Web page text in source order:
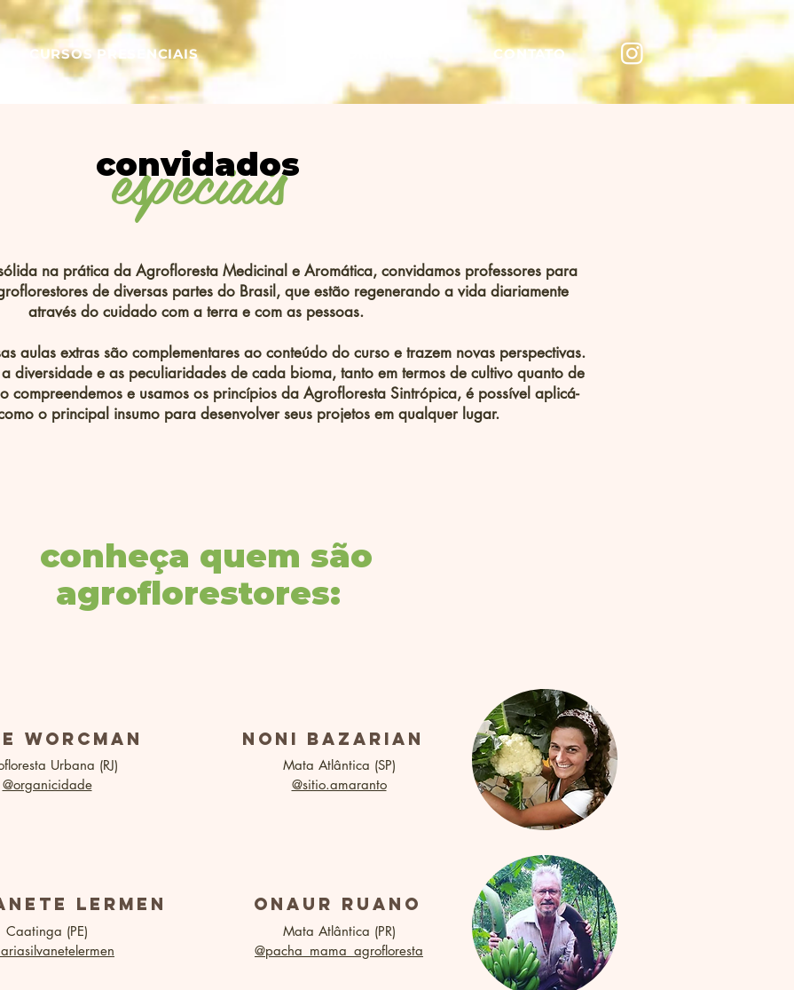
CURSOS PRESENCIAIS CONTATO
especiais
convidados
na prática da Agrofloresta Medicinal e Aromática, convidamos professores para
de diversas partes do Brasil, que estão regenerando a vida diariamente
através do cuidado com a terra e com as pessoas.
aulas extras são complementares ao conteúdo do curso e trazem novas perspectivas.
diversidade e as peculiaridades de cada bioma, tanto em termos de cultivo quanto de
compreendemos e usamos os princípios da Agrofloresta Sintrópica, é possível aplicá-
o principal insumo para desenvolver seus projetos em qualquer lugar.
worcman
Urbana (RJ)
@organicidade
Mata Atlântica (SP)
@sitio.amaranto
noni bazarian
Lermen
Caatinga (PE)
Mata Atlântica (PR)
@pacha_mama_agrofloresta
onaur Ruano
agroflorestores:
conheça quem são